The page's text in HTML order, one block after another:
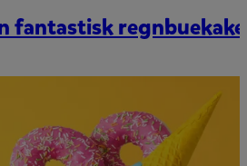
fantastisk regnbuekake